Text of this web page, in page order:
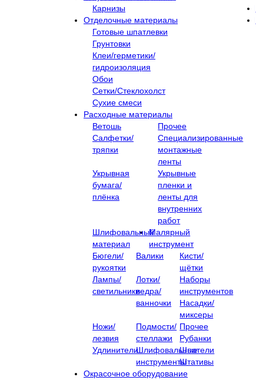
Карнизы
Отделочные материалы
Готовые шпатлевки
Грунтовки
Клеи/герметики/
гидроизоляция
Обои
Сетки/Стеклохолст
Сухие смеси
Расходные материалы
Ветошь
Прочее
Салфетки/
тряпки
Специализированные
монтажные
ленты
Укрывная
бумага/
плёнка
Укрывные
пленки и
ленты для
внутренних
работ
Шлифовальный
материал
Малярный
инструмент
Бюгели/
рукоятки
Валики
Кисти/
щётки
Лампы/
светильники
Лотки/
ведра/
ванночки
Наборы
инструментов
Насадки/
миксеры
Ножи/
лезвия
Подмости/
стеллажи
Прочее
Рубанки
УдлинителиШлифовальные
инструменты
Шпатели
Штативы
Окрасочное оборудование